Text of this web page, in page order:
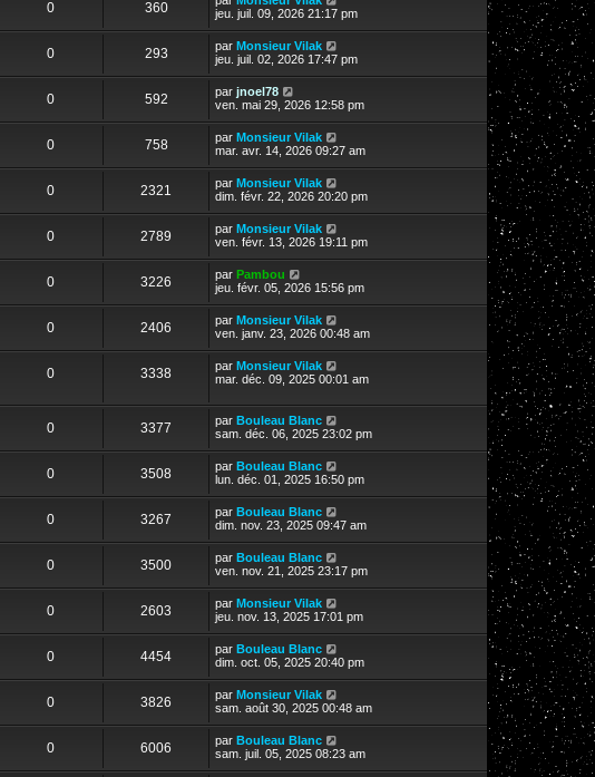
0 360
jeu. juil. 09, 2026 21:17 pm
0 293 par Monsieur Vilak
jeu. juil. 02, 2026 17:47 pm
0 592 par jnoel78
ven. mai 29, 2026 12:58 pm
0 758 par Monsieur Vilak
mar. avr. 14, 2026 09:27 am
0 2321 par Monsieur Vilak
dim. févr. 22, 2026 20:20 pm
0 2789 par Monsieur Vilak
ven. févr. 13, 2026 19:11 pm
0 3226 par Pambou
jeu. févr. 05, 2026 15:56 pm
0 2406 par Monsieur Vilak
ven. janv. 23, 2026 00:48 am
0 3338 par Monsieur Vilak
mar. déc. 09, 2025 00:01 am
0 3377 par Bouleau Blanc
sam. déc. 06, 2025 23:02 pm
0 3508 par Bouleau Blanc
lun. déc. 01, 2025 16:50 pm
0 3267 par Bouleau Blanc
dim. nov. 23, 2025 09:47 am
0 3500 par Bouleau Blanc
ven. nov. 21, 2025 23:17 pm
0 2603 par Monsieur Vilak
jeu. nov. 13, 2025 17:01 pm
0 4454 par Bouleau Blanc
dim. oct. 05, 2025 20:40 pm
0 3826 par Monsieur Vilak
sam. août 30, 2025 00:48 am
0 6006 par Bouleau Blanc
sam. juil. 05, 2025 08:23 am